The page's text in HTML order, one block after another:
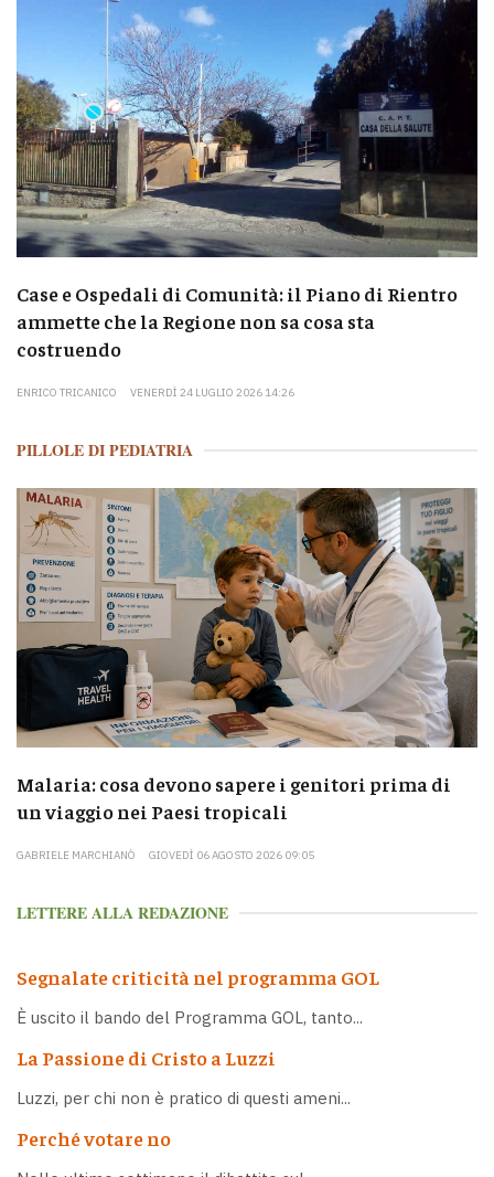
Case e Ospedali di Comunità: il Piano di Rientro
ammette che la Regione non sa cosa sta
costruendo
ENRICO TRICANICO VENERDÌ 24 LUGLIO 2026 14:26
PILLOLE DI PEDIATRIA
Malaria: cosa devono sapere i genitori prima di
un viaggio nei Paesi tropicali
GABRIELE MARCHIANÒ GIOVEDÌ 06 AGOSTO 2026 09:05
LETTERE ALLA REDAZIONE
Segnalate criticità nel programma GOL
È uscito il bando del Programma GOL, tanto...
La Passione di Cristo a Luzzi
Luzzi, per chi non è pratico di questi ameni...
Perché votare no